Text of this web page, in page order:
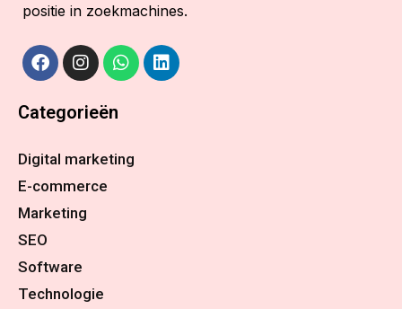
positie in zoekmachines.
Categorieën
Digital marketing
E-commerce
Marketing
SEO
Software
Technologie